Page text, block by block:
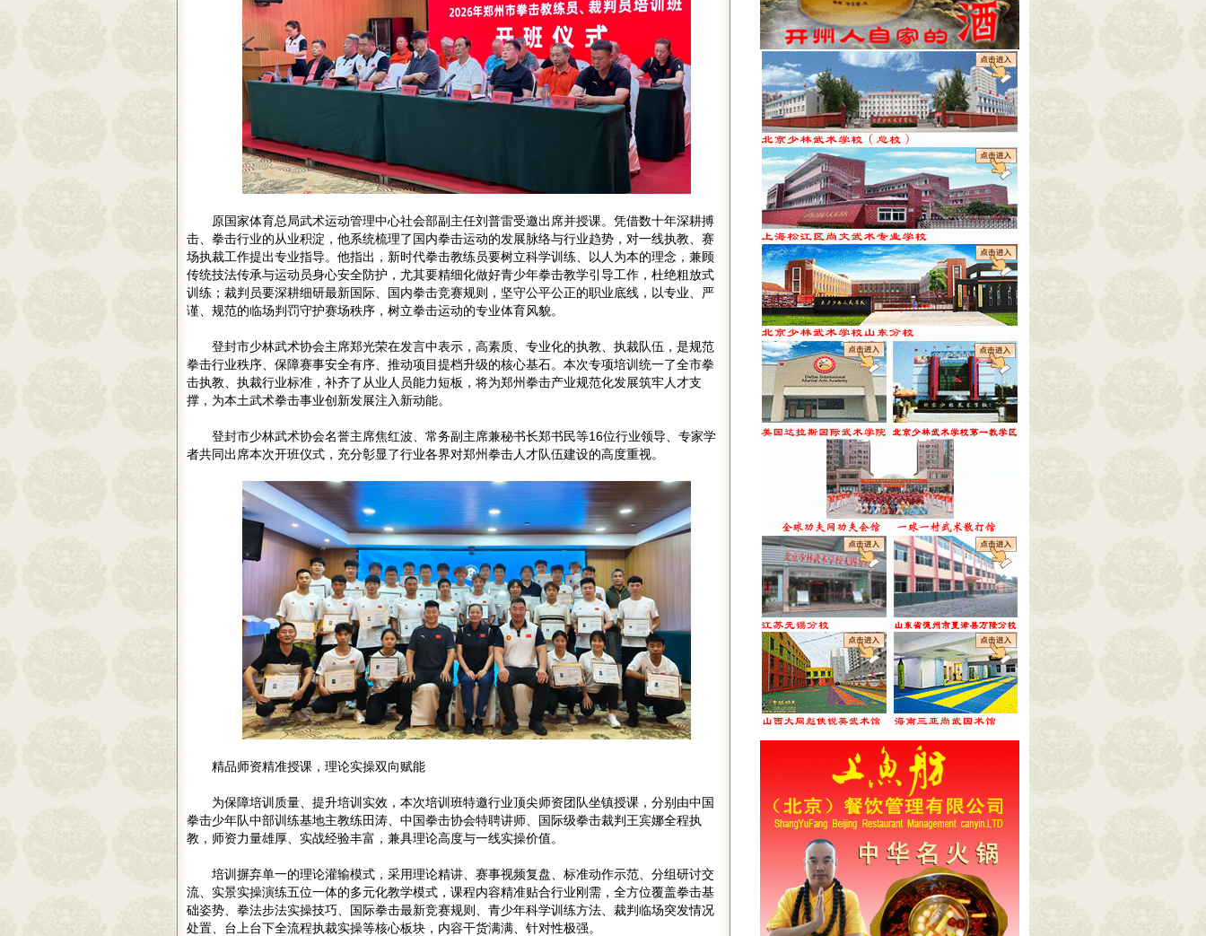
原国家体育总局武术运动管理中心社会部副主任刘普雷受邀出席并授课。凭借数十年深耕搏
击、拳击行业的从业积淀，他系统梳理了国内拳击运动的发展脉络与行业趋势，对一线执教、赛
场执裁工作提出专业指导。他指出，新时代拳击教练员要树立科学训练、以人为本的理念，兼顾
传统技法传承与运动员身心安全防护，尤其要精细化做好青少年拳击教学引导工作，杜绝粗放式
训练；裁判员要深耕细研最新国际、国内拳击竞赛规则，坚守公平公正的职业底线，以专业、严
谨、规范的临场判罚守护赛场秩序，树立拳击运动的专业体育风貌。
登封市少林武术协会主席郑光荣在发言中表示，高素质、专业化的执教、执裁队伍，是规范
拳击行业秩序、保障赛事安全有序、推动项目提档升级的核心基石。本次专项培训统一了全市拳
击执教、执裁行业标准，补齐了从业人员能力短板，将为郑州拳击产业规范化发展筑牢人才支
撑，为本土武术拳击事业创新发展注入新动能。
登封市少林武术协会名誉主席焦红波、常务副主席兼秘书长郑书民等16位行业领导、专家学
者共同出席本次开班仪式，充分彰显了行业各界对郑州拳击人才队伍建设的高度重视。
精品师资精准授课，理论实操双向赋能
为保障培训质量、提升培训实效，本次培训班特邀行业顶尖师资团队坐镇授课，分别由中国
拳击少年队中部训练基地主教练田涛、中国拳击协会特聘讲师、国际级拳击裁判王宾娜全程执
教，师资力量雄厚、实战经验丰富，兼具理论高度与一线实操价值。
培训摒弃单一的理论灌输模式，采用理论精讲、赛事视频复盘、标准动作示范、分组研讨交
流、实景实操演练五位一体的多元化教学模式，课程内容精准贴合行业刚需，全方位覆盖拳击基
础姿势、拳法步法实操技巧、国际拳击最新竞赛规则、青少年科学训练方法、裁判临场突发情况
处置、台上台下全流程执裁实操等核心板块，内容干货满满、针对性极强。